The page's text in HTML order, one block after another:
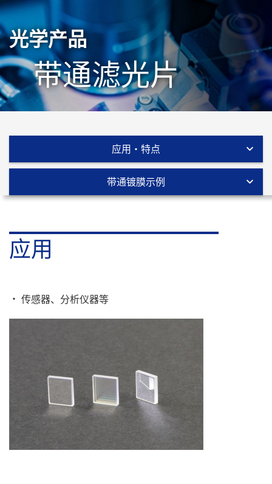
光学产品
带通滤光片
应用・特点
带通镀膜示例
应用
传感器、分析仪器等